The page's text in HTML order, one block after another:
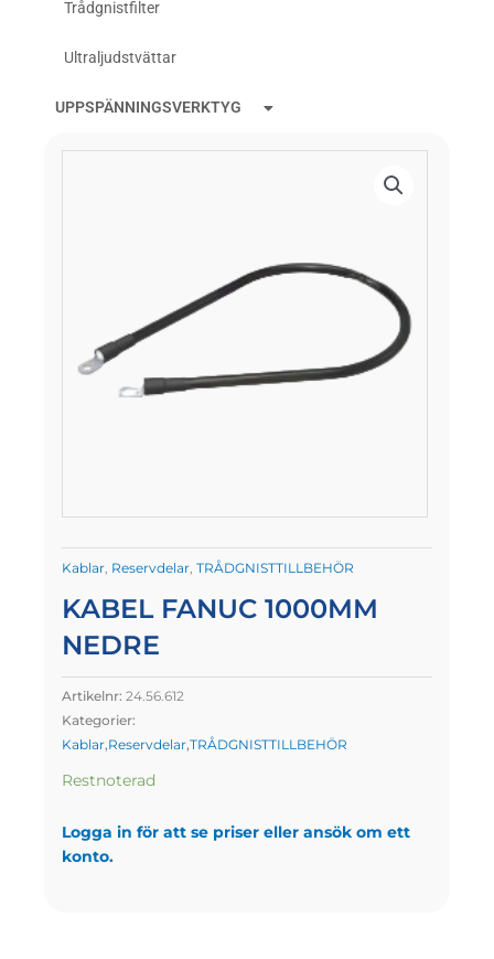
Trådgnistfilter
Ultraljudstvättar
UPPSPÄNNINGSVERKTYG
Kablar, Reservdelar, TRÅDGNISTTILLBEHÖR
KABEL FANUC 1000MM
NEDRE
Artikelnr: 24.56.612
Kategorier:
Kablar,Reservdelar,TRÅDGNISTTILLBEHÖR
Restnoterad
Logga in för att se priser eller ansök om ett
konto.